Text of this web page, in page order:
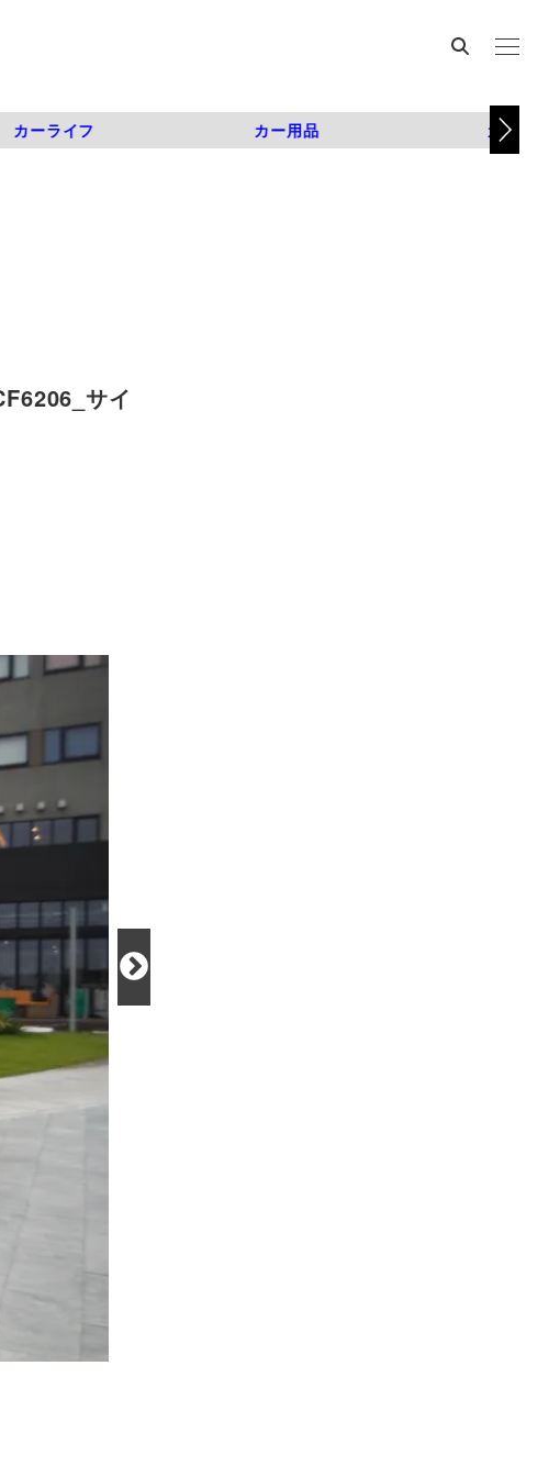
カーライフ カー用品 カスタム
サイ